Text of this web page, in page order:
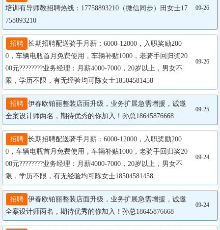
培训有导师教招聘热线：17758893210（微信同步）田女士17
758893210
09-26
招聘 长期招聘配送骑手月薪：6000-12000，入职奖励200
0，车辆电瓶首月免费使用，车辆补贴1000，老骑手回归奖20
00元????????业务经理：月薪4000-7000，20岁以上，男女不
限，学历不限，有无经验均可陈女士18504581458
09-26
招聘 伊春欧铂丽整装店面升级，业务扩展急需增援，诚邀
全案设计师两名，期待优秀的你加入！孙总18645876668
09-25
招聘 长期招聘配送骑手月薪：6000-12000，入职奖励200
0，车辆电瓶首月免费使用，车辆补贴1000，老骑手回归奖20
00元????????业务经理：月薪4000-7000，20岁以上，男女不
限，学历不限，有无经验均可陈女士18504581458
09-24
招聘 伊春欧铂丽整装店面升级，业务扩展急需增援，诚邀
全案设计师两名，期待优秀的你加入！孙总18645876668
09-24